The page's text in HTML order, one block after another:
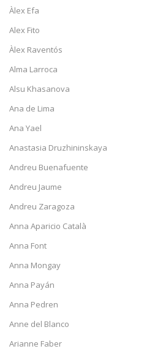
Àlex Efa
Alex Fito
Àlex Raventós
Alma Larroca
Alsu Khasanova
Ana de Lima
Ana Yael
Anastasia Druzhininskaya
Andreu Buenafuente
Andreu Jaume
Andreu Zaragoza
Anna Aparicio Català
Anna Font
Anna Mongay
Anna Payán
Anna Pedren
Anne del Blanco
Arianne Faber